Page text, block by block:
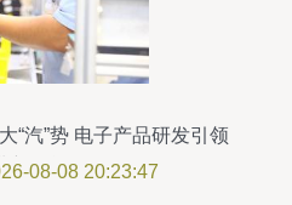
“汽”势 电子产品研发引领
新动能
08-08 20:23:47